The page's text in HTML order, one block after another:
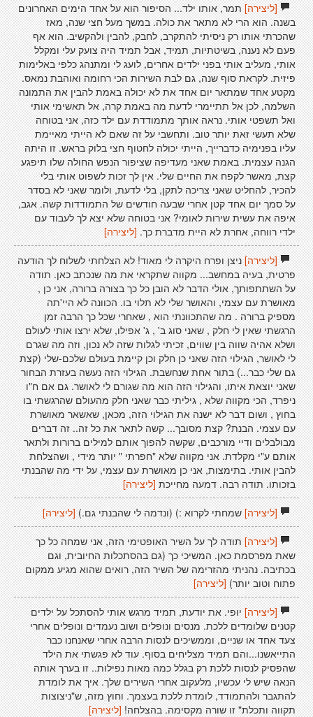
[ליצירה]תמר, אותו ילד... הסיפור הוא על אחד הימים האחרונים
בשנה. הוא הרי לא מתאר את כולה. במשך מעל חצי שנה, מאז
שהכרתי אותו רק ניסיתי להתקרב, לחבק, להבין ולהקשיב. הוא אף
פעם לא נענה, בשיטתיות, תמיד, אבל תמיד היה צועק עלי ומקלל
אותי, מעליב אותי בפני ילדים אחרים, לועג לי ומתנהג כלפי באלימות
פיזית. לקראת סוף שנה, גם לבת השירות הכי רחומה ואוהבת נמאס.
מקטע אחד שמתאר יום אחד את לא יכולה באמת להבין את התמונה
השלמה, לכן אל תתיימרי לדעת מה באמת קרה, אל תאשימי אותי
ואל תשפטי אותי. נראה אותך מתמודדת עם ילד כזה, אני בטוחה
שלא תעשי זאת יותר טוב. ותחשבי על זה שאם לא הייתי מאיימת
עליו בפנימיה כדברייך, הייתי יכולה לחטוף חצי בלוק בראש. זו היתה
הגנה עצמית. באמת שאני מעדיפה שציפור הנפש החולה שלו תיפגע
קצת, מאשר לקפח את החיים שלי. אין לך זכות לשפוט אותי בלי
להכיר, להחליט שאני צריכה לתקן, בלי לדעת, ולומר שאני לא בסדר
על סמך יום אחד קטן אחרי שבעה חודשים של התמודדות קשה. אגב,
איפה את עשית שירות לאומי? אני בטוחה שלא יצא לך לעבוד עם
ילדי רווחה, אחרת לא היית מדברת כך.[ליצירה]
[ליצירה]ניצן ופרח היקרה לי מאוד! לא הצלחתי לשלוח לך הודעה
פרטית, בעיה במחשב... מקווה שתקראי את מה שנכתב כאן. תודה
על השתתפותך, אולי הדבר לא הובן כל כך בצורה ברורה, אני כן ,
מאושרת עם עצמי, והאושר שלי לא תלוי בו. הכוונה לא היי'תה
מספיק ברורה . מה שהתכוונתי הוא , שאחרי שכל כך הרבה זמן
הרגשתי שאין לי חלק , שאני סוג ב' , ג' אפילו, שלא ירצו אותי לעולם
ושלא אהיה שווה בין שווים, זכיתי לגלות שזה לא נכון, וזה מה שגרם
לי לאושר, הגילוי הזה שאני כן חלק וכן קיימת בעולם שלכם-שלי (קצת
גם שלי כבר...) בתור אחת שנחשבת. הגילוי הזה נעשה בעזרת הבחור
שאני יוצאת איתו, והגילוי הזה הוא מה שגורם לי לאושר. גם אם ח"ו
ניפרד, הכי מקווה שלא , גיליתי כבר שאני חלק מהעולם שהרגשתי בו
בחוץ , ושום דבר לא ישנה את הגילוי הזה, מכאן, שאשאר מאושרת
עם עצמי. הבנת? קצת מסובך... קשה לתאר את כל זה.. זה דברים
מבולבלים ודיי מורכבים, שקשה להפוך אותם למילים ברורות ולתאר
אותם ע"י מקלדת. אני מקווה שלא "חפרתי " יותר מידי , ושהצלחת
להבין אותי. בתימצות, אני כן מאושרת עם עצמי, על ידי מה שהבנתי
בזכותו. תודה רבה. דמעה מחייכת [ליצירה]
[ליצירה]שמחתי לקרוא :) (ונדמה לי שהבנתי גם.)[ליצירה]
[ליצירה]תודה לך על השיר האופטימי הזה, אני שמחה כל כך
שאת מפרסמת כאן. המשיכי כך (גם בהסתכלות החיובית, וגם
בכתיבה. נהניתי מהזרימה של השיר הזה, רואים שהוא מגיע ממקום
פתוח וטוב יותר) [ליצירה]
[ליצירה]יופי. את יודעת, תמיד מרגש אותי להסתכל על ילדים
קטנים שלומדים ללכת. מנסים ונופלים ושוב נעמדים ונופלים אחרי
צעד אחד או שניים, וממשיכים לנסות הרבה אחרי שאנחנו כבר
התייאשנו...והם תמיד מצליחים בסוף. עוד לא פגשתי את הילד
שהפסיק לנסות ללכת רק בגלל כמה מאות נפילות.. זו בערך אותה
הנאה שיש לי עכשיו, מלעקוב אחרי השירים שלך. איך את לומדת
להתגבר ולהתמודד, לומדת ללכת בעצמך. וחוץ מזה, ש"ניצוצות
תקווה ותכלת" זו שורה מקסימה. בהצלחה! [ליצירה]